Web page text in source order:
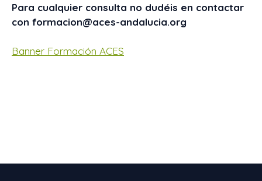
Para cualquier consulta no dudéis en contactar
con formacion@aces-andalucia.org
Banner Formación ACES